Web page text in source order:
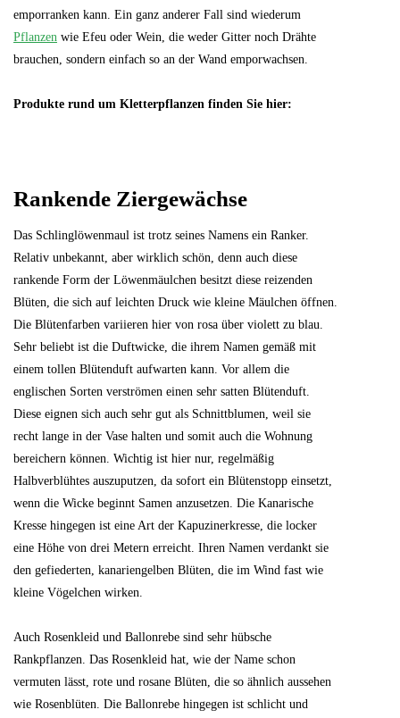
emporranken kann. Ein ganz anderer Fall sind wiederum
Pflanzen wie Efeu oder Wein, die weder Gitter noch Drähte
brauchen, sondern einfach so an der Wand emporwachsen.
Produkte rund um Kletterpflanzen finden Sie hier:
Rankende Ziergewächse
Das Schlinglöwenmaul ist trotz seines Namens ein Ranker.
Relativ unbekannt, aber wirklich schön, denn auch diese
rankende Form der Löwenmäulchen besitzt diese reizenden
Blüten, die sich auf leichten Druck wie kleine Mäulchen öffnen.
Die Blütenfarben variieren hier von rosa über violett zu blau.
Sehr beliebt ist die Duftwicke, die ihrem Namen gemäß mit
einem tollen Blütenduft aufwarten kann. Vor allem die
englischen Sorten verströmen einen sehr satten Blütenduft.
Diese eignen sich auch sehr gut als Schnittblumen, weil sie
recht lange in der Vase halten und somit auch die Wohnung
bereichern können. Wichtig ist hier nur, regelmäßig
Halbverblühtes auszuputzen, da sofort ein Blütenstopp einsetzt,
wenn die Wicke beginnt Samen anzusetzen. Die Kanarische
Kresse hingegen ist eine Art der Kapuzinerkresse, die locker
eine Höhe von drei Metern erreicht. Ihren Namen verdankt sie
den gefiederten, kanariengelben Blüten, die im Wind fast wie
kleine Vögelchen wirken.
Auch Rosenkleid und Ballonrebe sind sehr hübsche
Rankpflanzen. Das Rosenkleid hat, wie der Name schon
vermuten lässt, rote und rosane Blüten, die so ähnlich aussehen
wie Rosenblüten. Die Ballonrebe hingegen ist schlicht und